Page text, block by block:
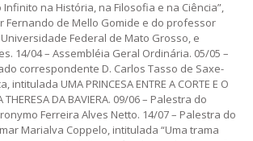
na História, na Filosofia e na Ciência”,
Fernando de Mello Gomide e do professor
Federal de Mato Grosso, e
14/04 – Assembléia Geral Ordinária. 05/05 –
correspondente D. Carlos Tasso de Saxe-
intitulada UMA PRINCESA ENTRE A CORTE E O
THERESA DA BAVIERA. 09/06 – Palestra do
Ferreira Alves Netto. 14/07 – Palestra do
Marialva Coppelo, intitulada “Uma trama